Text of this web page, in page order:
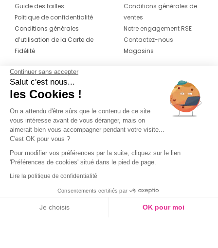
Guide des tailles
Politique de confidentialité
Conditions générales
d’utilisation de la Carte de
Fidélité
Conditions générales de
ventes
Notre engagement RSE
Contactez-nous
Magasins
CONTACT
04 42 20 78 42
Du lundi au jeudi de 8h30 à 16h30 & le
vendredi de 8h30 à 15h30
Continuer sans accepter
Salut c'est nous...
les Cookies !
On a attendu d'être sûrs que le contenu de ce site
vous intéresse avant de vous déranger, mais on
aimerait bien vous accompagner pendant votre visite...
C'est OK pour vous ?
Pour modifier vos préférences par la suite, cliquez sur le lien
'Préférences de cookies' situé dans le pied de page.
Lire la politique de confidentialité
Consentements certifiés par
Je choisis OK pour moi